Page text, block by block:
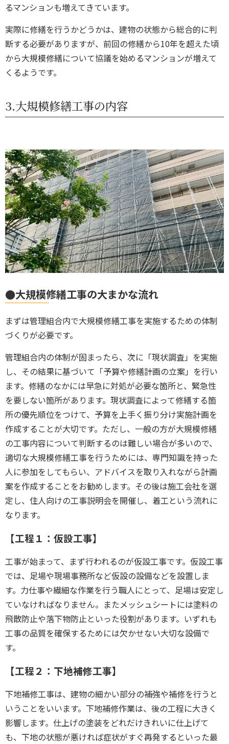
るマンションも増えてきています。
実際に修繕を行うかどうかは、建物の状態から総合的に判
断する必要がありますが、前回の修繕から10年を超えた頃
から大規模修繕について協議を始めるマンションが増えて
くるようです。
3.大規模修繕工事の内容
●大規模修繕工事の大まかな流れ
まずは管理組合内で大規模修繕工事を実施するための体制
づくりが必要です。
管理組合内の体制が固まったら、次に「現状調査」を実施
し、その結果に基づいて「予算や修繕計画の立案」を行い
ます。修繕のなかには早急に対処が必要な箇所と、緊急性
を要しない箇所があります。 現状調査によって修繕する箇
所の優先順位をつけて、予算を上手く振り分け実施計画を
作成することが大切です。ただし、一般の方が大規模修繕
の工事内容について判断するのは難しい場合が多いので、
適切な大規模修繕工事を行うためには、専門知識を持った
人に参加をしてもらい、アドバイスを取り入れながら計画
案を作成することをお勧めします。その後は施工会社を選
定し、住人向けの工事説明会を開催し、着工という流れに
なります。
【工程１：仮設工事】
工事が始まって、まず行われるのが仮設工事です。仮設工事
では、足場や現場事務所など仮設の設備などを設置しま
す。力仕事や繊細な作業を行う職人にとって、 足場は安定し
ていなければなりません。またメッシュシートには塗料の
飛散防止や落下物防止といった役割があります。いずれも
工事の品質を確保するためには欠かせない大切な設備で
す。
【工程２：下地補修工事】
下地補修工事は、建物の細かい部分の補強や補修を行うと
いうことをいいます。 下地補修作業は、後の工程に大きく
影響します。仕上げの塗装をどれだけきれいに仕上げて
も、下地の状態が悪ければ症状がすぐ再発するといった最